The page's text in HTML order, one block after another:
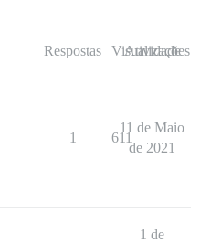
Respostas Visualizações
Atividade
1 611
11 de Maio
de 2021
1 de